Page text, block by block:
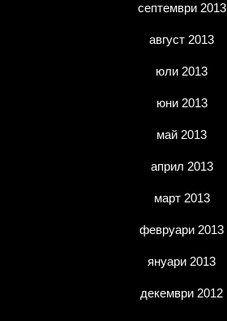
септември 2013
август 2013
юли 2013
юни 2013
май 2013
април 2013
март 2013
февруари 2013
януари 2013
декември 2012